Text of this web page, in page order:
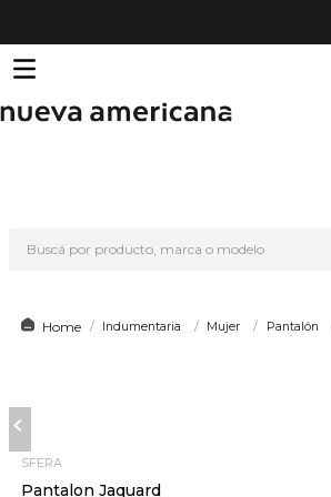
Indumentaria Mujer Pantalón
SFERA
Pantalon Jaquard
2.
nike
4.
lego
6.
8.
almohada